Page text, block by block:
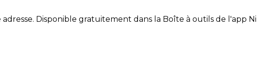
Disponible gratuitement dans la Boîte à outils de l'app